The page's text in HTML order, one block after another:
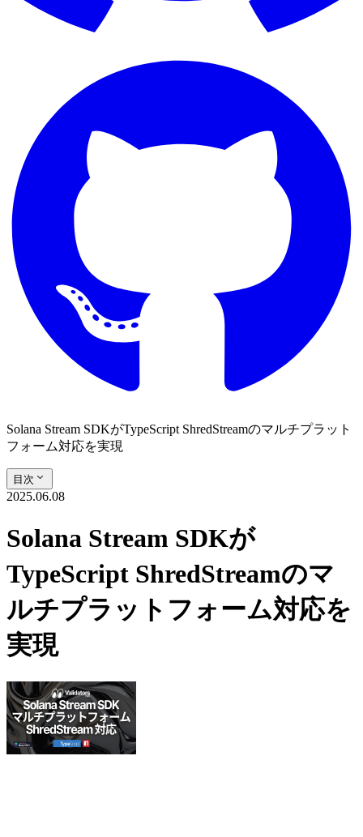
Solana Stream SDKがTypeScript ShredStreamのマルチプラット
フォーム対応を実現
目次
2025.06.08
Solana Stream SDKが
TypeScript ShredStreamのマ
ルチプラットフォーム対応を
実現